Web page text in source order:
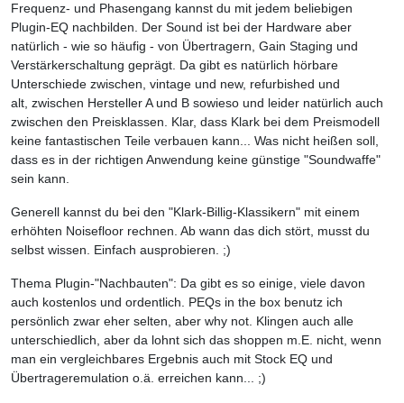
Frequenz- und Phasengang kannst du mit jedem beliebigen
Plugin-EQ nachbilden. Der Sound ist bei der Hardware aber
natürlich - wie so häufig - von Übertragern, Gain Staging und
Verstärkerschaltung geprägt. Da gibt es natürlich hörbare
Unterschiede zwischen, vintage und new, refurbished und
alt, zwischen Hersteller A und B sowieso und leider natürlich auch
zwischen den Preisklassen. Klar, dass Klark bei dem Preismodell
keine fantastischen Teile verbauen kann... Was nicht heißen soll,
dass es in der richtigen Anwendung keine günstige "Soundwaffe"
sein kann.
Generell kannst du bei den "Klark-Billig-Klassikern" mit einem
erhöhten Noisefloor rechnen. Ab wann das dich stört, musst du
selbst wissen. Einfach ausprobieren. ;)
Thema Plugin-"Nachbauten": Da gibt es so einige, viele davon
auch kostenlos und ordentlich. PEQs in the box benutz ich
persönlich zwar eher selten, aber why not. Klingen auch alle
unterschiedlich, aber da lohnt sich das shoppen m.E. nicht, wenn
man ein vergleichbares Ergebnis auch mit Stock EQ und
Übertrageremulation o.ä. erreichen kann... ;)